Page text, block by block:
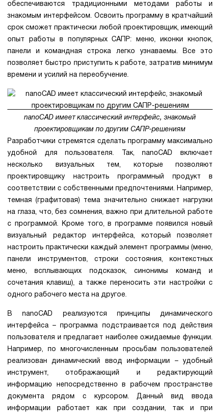
обеспечиваются традиционными методами работы и
знакомым интерфейсом. Освоить программу в кратчайший
срок сможет практически любой проектировщик, имеющий
опыт работы в популярных САПР: меню, иконки кнопок,
панели и командная строка легко узнаваемы. Все это
позволяет быстро приступить к работе, затратив минимум
времени и усилий на переобучение.
nanoCAD имеет классический интерфейс, знакомый
проектировщикам по другим САПР-решениям
Разработчики стремятся сделать программу максимально
удобной для пользователя. Так, nanoCAD включает
несколько визуальных тем, которые позволяют
проектировщику настроить программный продукт в
соответствии с собственными предпочтениями. Например,
темная (графитовая) тема значительно снижает нагрузки
на глаза, что, без сомнения, важно при длительной работе
с программой. Кроме того, в программе появился новый
визуальный редактор интерфейса, который позволяет
настроить практически каждый элемент программы (меню,
панели инструментов, строки состояния, контекстных
меню, всплывающих подсказок, синонимы команд и
сочетания клавиш), а также переносить эти настройки с
одного рабочего места на другое.
В nanoCAD реализуются принципы динамического
интерфейса – программа подстраивается под действия
пользователя и предлагает наиболее ожидаемые функции.
Например, по многочисленным просьбам пользователей
реализован динамический ввод информации – удобный
инструмент, отображающий и редактирующий
информацию непосредственно в рабочем пространстве
документа рядом с курсором. Данный вид ввода
информации работает как при создании, так и при